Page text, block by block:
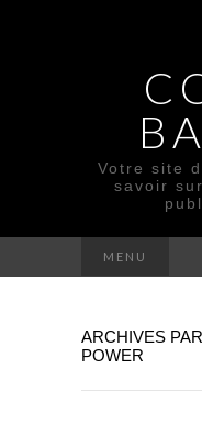
Votre site
savoir
MENU
ARCHIVES
POWER